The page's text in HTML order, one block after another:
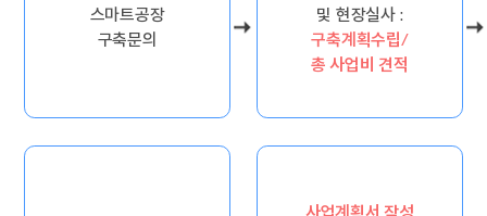
스마트공장
구축문의
및 현장실사 :
구축계획수립/
총 사업비 견적
사업계획서 작성